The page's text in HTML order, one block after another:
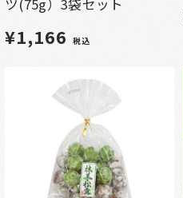
ツ(75g）3袋セット
¥1,166 税込